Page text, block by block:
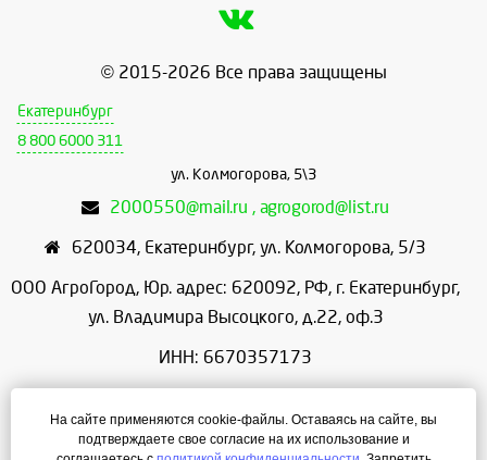
© 2015-2026 Все права защищены
Екатеринбург
8 800 6000 311
ул. Колмогорова, 5\3
2000550@mail.ru , agrogorod@list.ru
620034, Екатеринбург, ул. Колмогорова, 5/3
ООО АгроГород, Юр. адрес: 620092, РФ, г. Екатеринбург,
ул. Владимира Высоцкого, д.22, оф.3
ИНН: 6670357173
ОГРН: 1156658086166
На сайте применяются cookie-файлы. Оставаясь на сайте, вы
подтверждаете свое согласие на их использование и